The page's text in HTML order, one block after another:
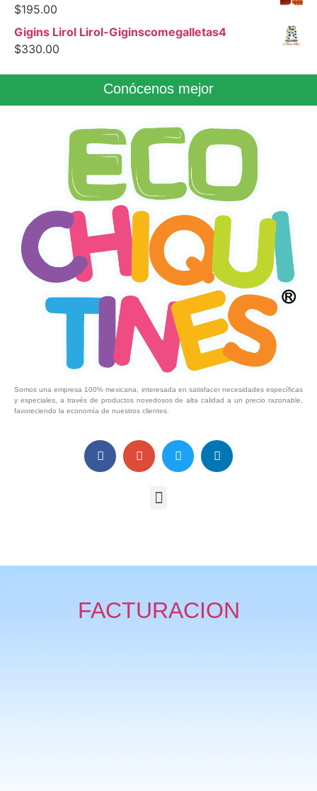
$195.00
Gigins Lirol Lirol-Giginscomegalletas4
$330.00
Conócenos mejor
Somos una empresa 100% mexicana, interesada en satisfacer necesidades específicas
y especiales, a través de productos novedosos de alta calidad a un precio razonable,
favoreciendo la economía de nuestros clientes.
FACTURACION